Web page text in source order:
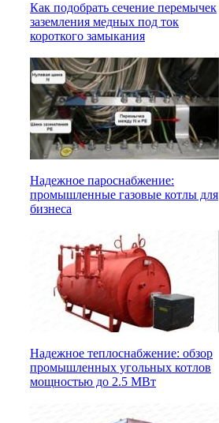
Как подобрать сечение перемычек
заземления медных под ток
короткого замыкания
Надежное пароснабжение:
промышленные газовые котлы для
бизнеса
Надежное теплоснабжение: обзор
промышленных угольных котлов
мощностью до 2.5 МВт